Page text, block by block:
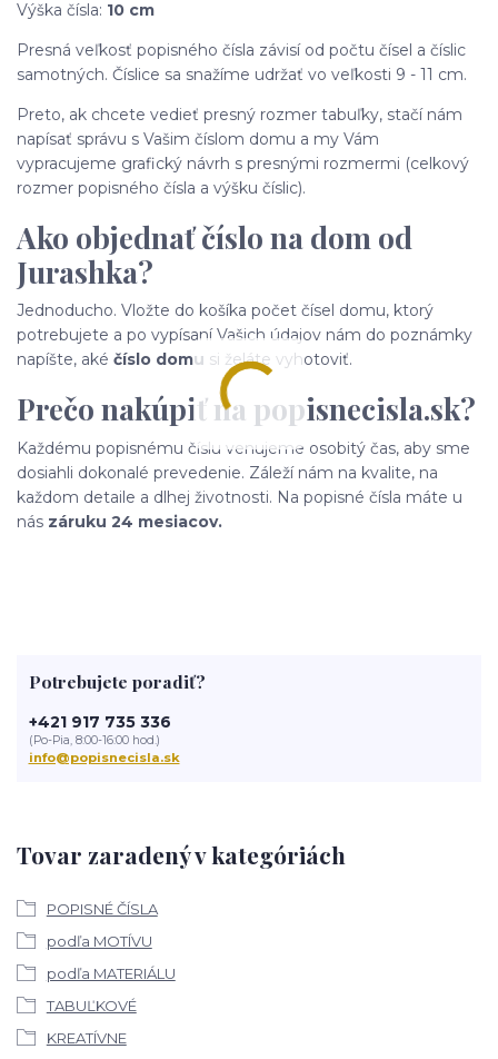
Výška čísla: 10 cm
Presná veľkosť popisného čísla závisí od počtu čísel a číslic
samotných. Číslice sa snažíme udržať vo veľkosti 9 - 11 cm.
Preto, ak chcete vedieť presný rozmer tabuľky, stačí nám
napísať správu s Vašim číslom domu a my Vám
vypracujeme grafický návrh s presnými rozmermi (celkový
rozmer popisného čísla a výšku číslic).
Ako objednať číslo na dom od
Jurashka?
Jednoducho. Vložte do košíka počet čísel domu, ktorý
potrebujete a po vypísaní Vašich údajov nám do poznámky
napíšte, aké číslo domu si želáte vyhotoviť.
Prečo nakúpiť na popisnecisla.sk?
Každému popisnému číslu venujeme osobitý čas, aby sme
dosiahli dokonalé prevedenie. Záleží nám na kvalite, na
každom detaile a dlhej životnosti. Na popisné čísla máte u
nás záruku 24 mesiacov.
Tovar zaradený v kategóriách
POPISNÉ ČÍSLA
podľa MOTÍVU
podľa MATERIÁLU
TABUĽKOVÉ
KREATÍVNE
Potrebujete poradiť?
+421 917 735 336
(Po-Pia, 8:00-16:00 hod.)
info@popisnecisla.sk